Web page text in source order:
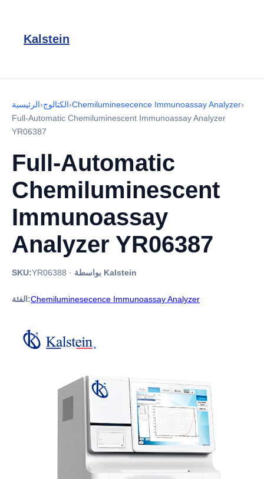
Kalstein
الرئيسية›الكتالوج›Chemiluminesecence Immunoassay Analyzer›
Full-Automatic Chemiluminescent Immunoassay Analyzer
YR06387
Full-Automatic
Chemiluminescent
Immunoassay
Analyzer YR06387
SKU:YR06388 · بواسطة Kalstein
الفئة:Chemiluminesecence Immunoassay Analyzer